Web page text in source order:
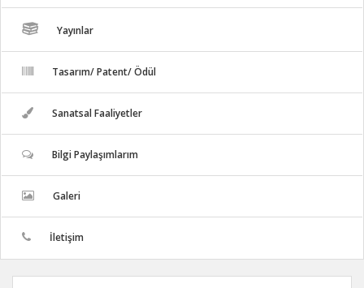
Yayınlar
Tasarım/ Patent/ Ödül
Sanatsal Faaliyetler
Bilgi Paylaşımlarım
Galeri
İletişim